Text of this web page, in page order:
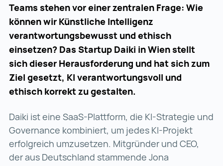
Teams stehen vor einer zentralen Frage: Wie
können wir Künstliche Intelligenz
verantwortungsbewusst und ethisch
einsetzen? Das Startup Daiki in Wien stellt
sich dieser Herausforderung und hat sich zum
Ziel gesetzt, KI verantwortungsvoll und
ethisch korrekt zu gestalten.
Daiki ist eine SaaS-Plattform, die KI-Strategie und
Governance kombiniert, um jedes KI-Projekt
erfolgreich umzusetzen. Mitgründer und CEO,
der aus Deutschland stammende Jona